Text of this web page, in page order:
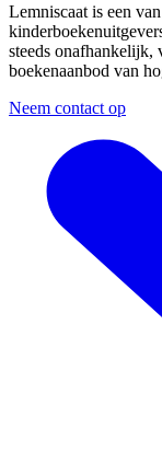
Lemniscaat is een
steeds onafhankelijk,
boekenaanbod van
Neem contact op